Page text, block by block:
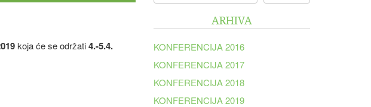
koja će se održati4.-5.4.
ARHIVA
KONFERENCIJA 2016
KONFERENCIJA 2017
KONFERENCIJA 2018
KONFERENCIJA 2019